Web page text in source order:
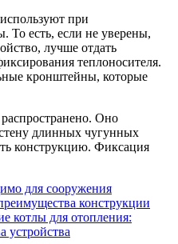
при
То есть, если не уверены,
лучше отдать
теплоносителя.
кронштейны, которые
Оно
длинных чугунных
конструкцию. Фиксация
для сооружения
конструкции
котлы для отопления:
устройства